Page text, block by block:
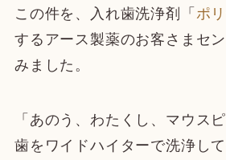
この件を、入れ歯洗浄剤「 ポ
するアース製薬のお客さまセ
みました。
「あのう、わたくし、マウス
歯をワイドハイターで洗浄して